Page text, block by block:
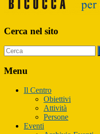
ABCD
Centro
Interdipartimentale
per
gli
Cerca nel sito
Menu
Il Centro
Obiettivi
Attività
Persone
Eventi